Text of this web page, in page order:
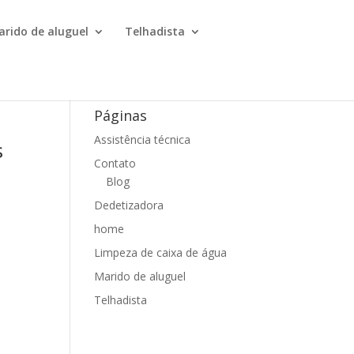
de aluguel Telhadista
Páginas
Assistência técnica
Contato
Blog
Dedetizadora
home
Limpeza de caixa de água
Marido de aluguel
Telhadista